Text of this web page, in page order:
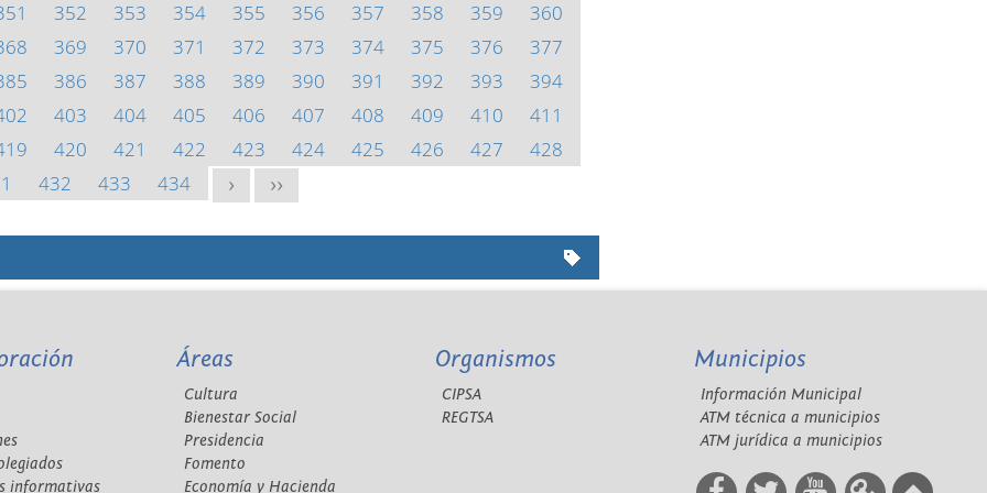
352 353 354 355 356 357 358 359
360
369 370 371 372 373 374 375 376
377
386 387 388 389 390 391 392 393
394
403 404 405 406 407 408 409 410
411
420 421 422 423 424 425 426 427
428
432 433 434 > >>
informativas
Áreas
Cultura
Bienestar Social
Presidencia
Fomento
Economía y Hacienda
Organismos
CIPSA
REGTSA
Municipios
Información Municipal
ATM técnica a municipios
ATM jurídica a municipios